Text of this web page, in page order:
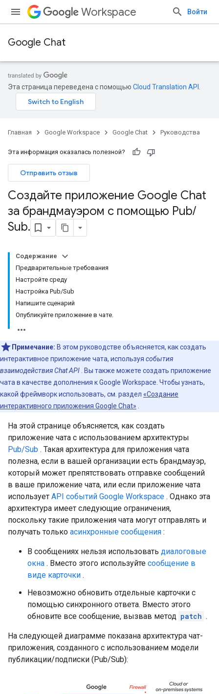
Workspace Войти
Google Chat
Эта страница переведена с помощью Cloud Translation API
Главная Google Workspace Google Chat Руководства
Эта информация оказалась полезной?
Отправить отзыв
Создайте приложение Google Chat
за брандмауэром с помощью Pub/
Sub.
Содержание
Предварительные требования
Настройте среду
Настройка Pub/Sub
Напишите сценарий
Опубликуйте приложение в чате.
Примечание: В этом руководстве объясняется, как создать
интерактивное приложение чата, используя события
взаимодействия Chat API . Вы также можете создать приложение
чата в качестве дополнения к Google Workspace. Чтобы узнать,
какой фреймворк использовать, см. раздел «Создание
интерактивного приложения Google Chat»
На этой странице объясняется, как создать
приложение чата с использованием архитектуры
Pub/Sub . Такая архитектура для приложения чата
полезна, если в вашей организации есть брандмауэр,
который может препятствовать отправке сообщений
в ваше приложение чата, или если приложение чата
использует API событий Google Workspace . Однако эта
архитектура имеет следующие ограничения,
поскольку такие приложения чата могут отправлять и
получать только асинхронные сообщения :
В сообщениях нельзя использовать диалоговые
окна . Вместо этого используйте сообщение в
виде карточки .
Невозможно обновить отдельные карточки с
помощью синхронного ответа. Вместо этого
обновите все сообщение, вызвав метод patch .
На следующей диаграмме показана архитектура чат-
приложения, созданного с использованием модели
публикации/подписки (Pub/Sub):